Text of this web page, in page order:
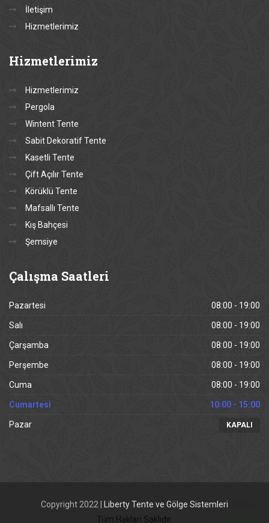
İletişim
Hizmetlerimiz
Hizmetlerimiz
Hizmetlerimiz
Pergola
Wintent Tente
Sabit Dekoratif Tente
Kasetli Tente
Çift Açılır Tente
Körüklü Tente
Mafsallı Tente
Kış Bahçesi
Şemsiye
Çalışma Saatleri
Pazartesi 08:00 - 19:00
Salı 08:00 - 19:00
Çarşamba 08:00 - 19:00
Perşembe 08:00 - 19:00
Cuma 08:00 - 19:00
Cumartesi 10:00 - 15:00
Pazar KAPALI
Copyright 2022 |
Liberty Tente ve Gölge Sistemleri
Tüm Hakları Saklıdır.